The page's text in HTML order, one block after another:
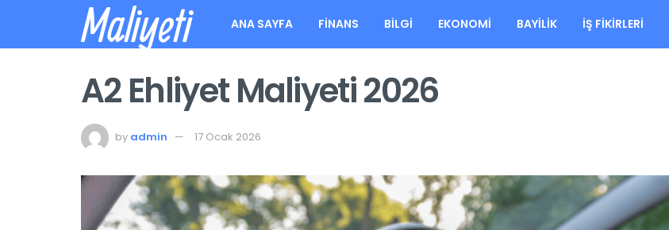
Maliyeti ANA SAYFA FINANS BILGI EKONOMI BAYILIK İŞ FIKIRLERI
A2 Ehliyet Maliyeti 2026
by admin 17 Ocak 2026